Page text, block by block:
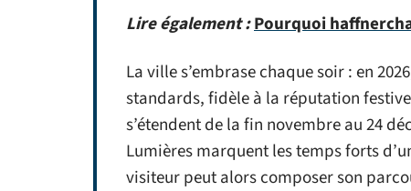
Lire également :Pourquoi
La ville s’embrase chaque soir : en
standards, fidèle à la réputation
s’étendent de la fin novembre au 24
Lumières marquent les temps forts
visiteur peut alors composer son